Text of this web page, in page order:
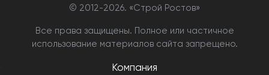
© 2012-2026. «Строй Ростов»
Все права защищены. Полное или частичное
использование материалов сайта запрещено.
Компания